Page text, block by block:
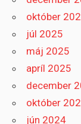
október
júl 2025
máj 2025
apríl 2025
december
október
jún 2024